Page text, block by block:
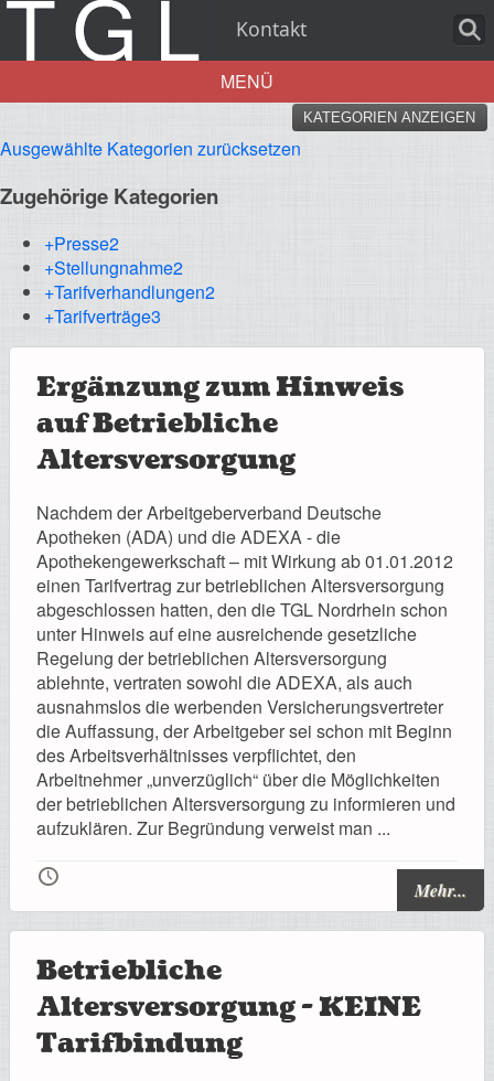
Kontakt
Aktuelles
Leistungen
Registrierung
Impressionen
Hilfe
MENÜ
KATEGORIEN ANZEIGEN
Ausgewählte Kategorien zurücksetzen
Zugehörige Kategorien
+Presse2
+Stellungnahme2
+Tarifverhandlungen2
+Tarifverträge3
Ergänzung zum Hinweis
auf Betriebliche
Altersversorgung
Nachdem der Arbeitgeberverband Deutsche
Apotheken (ADA) und die ADEXA - die
Apothekengewerkschaft – mit Wirkung ab 01.01.2012
einen Tarifvertrag zur betrieblichen Altersversorgung
abgeschlossen hatten, den die TGL Nordrhein schon
unter Hinweis auf eine ausreichende gesetzliche
Regelung der betrieblichen Altersversorgung
ablehnte, vertraten sowohl die ADEXA, als auch
ausnahmslos die werbenden Versicherungsvertreter
die Auffassung, der Arbeitgeber sei schon mit Beginn
des Arbeitsverhältnisses verpflichtet, den
Arbeitnehmer „unverzüglich“ über die Möglichkeiten
der betrieblichen Altersversorgung zu informieren und
aufzuklären. Zur Begründung verweist man ...
🕔 Mehr...
Betriebliche
Altersversorgung - KEINE
Tarifbindung